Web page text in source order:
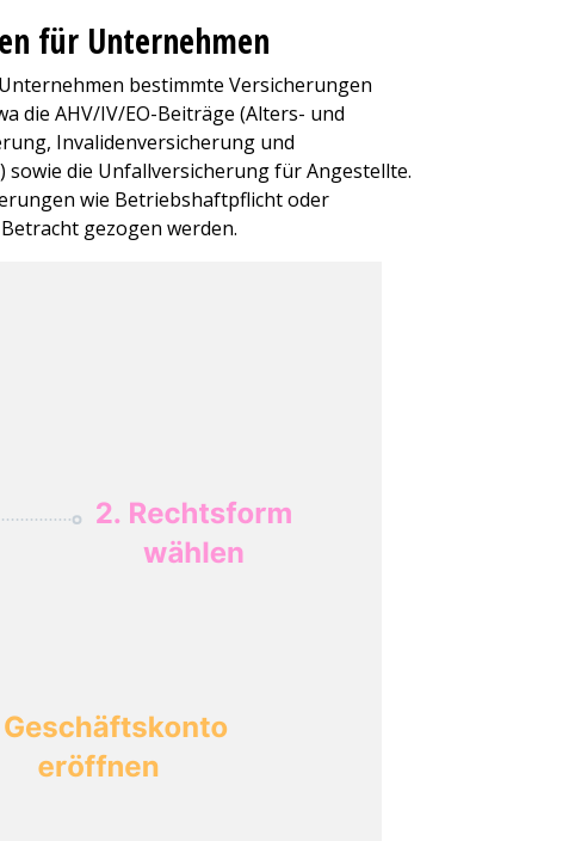
für Unternehmen
bestimmte Versicherungen
die AHV/IV/EO-Beiträge (Alters- und
Invalidenversicherung und
sowie die Unfallversicherung für Angestellte.
wie Betriebshaftpflicht oder
gezogen werden.